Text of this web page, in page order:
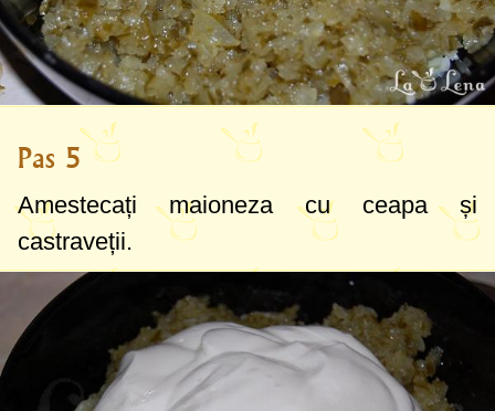
Pas 5
Amestecați maioneza cu ceapa și
castraveții.